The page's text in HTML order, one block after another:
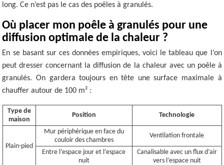
long. Ce n’est pas le cas des poêles à granulés.
Où placer mon poêle à granulés pour une
diffusion optimale de la chaleur ?
En se basant sur ces données empiriques, voici le tableau que l’on
peut dresser concernant la diffusion de la chaleur avec un poêle à
granulés. On gardera toujours en tête une surface maximale à
chauffer autour de 100 m² :
Type de
maison
Position Technologie
Plain-pied
Mur périphérique en face du
couloir des chambres
Ventilation frontale
Entre l’espace jour et l’espace
nuit
Canalisable avec un flux d’air
vers l’espace nuit